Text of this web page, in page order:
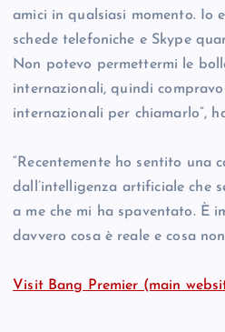
amici in qualsiasi momento. Io
schede telefoniche e Skype
Non potevo permettermi le
internazionali, quindi
internazionali per chiamarlo”,
“Recentemente ho sentito una
dall’intelligenza artificiale che
a me che mi ha spaventato. È
davvero cosa è reale e cosa
Visit Bang Premier (main